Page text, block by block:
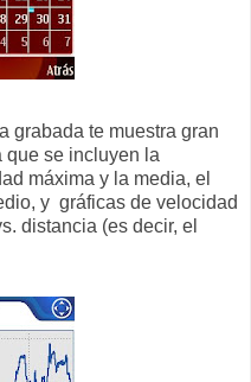
grabada te muestra gran
que se incluyen la
máxima y la media, el
y gráficas de velocidad
distancia (es decir, el